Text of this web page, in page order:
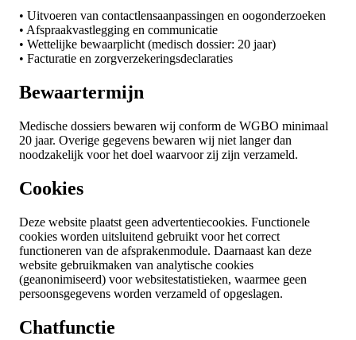
• Uitvoeren van contactlensaanpassingen en oogonderzoeken
• Afspraakvastlegging en communicatie
• Wettelijke bewaarplicht (medisch dossier: 20 jaar)
• Facturatie en zorgverzekeringsdeclaraties
Bewaartermijn
Medische dossiers bewaren wij conform de WGBO minimaal
20 jaar. Overige gegevens bewaren wij niet langer dan
noodzakelijk voor het doel waarvoor zij zijn verzameld.
Cookies
Deze website plaatst geen advertentiecookies. Functionele
cookies worden uitsluitend gebruikt voor het correct
functioneren van de afsprakenmodule. Daarnaast kan deze
website gebruikmaken van analytische cookies
(geanonimiseerd) voor websitestatistieken, waarmee geen
persoonsgegevens worden verzameld of opgeslagen.
Chatfunctie